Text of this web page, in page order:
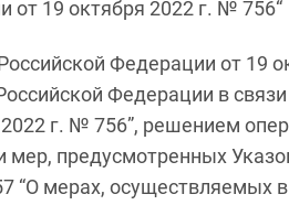
от 19 октября 2022 г. № 756“
Федерации от 19
Федерации в
г. № 756”, решением
мер, предусмотренных
“О мерах, осуществляемых в